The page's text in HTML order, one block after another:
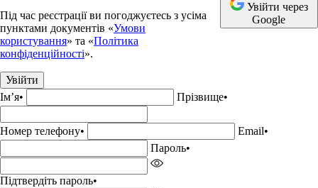
Під час реєстрації ви погоджуєтесь з усіма
пунктами документів «Умови
користування» та «Політика
конфіденційності».
Увійти
Увійти через
Google
Імʼя• Прізвище•
Номер телефону• Email•
Пароль•
Підтвердіть пароль•